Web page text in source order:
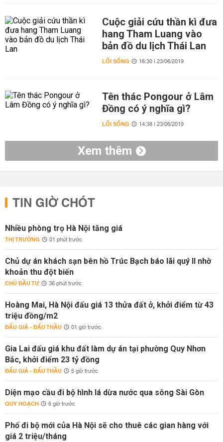
Cuộc giải cứu thần kì đưa
hang Tham Luang vào
bản đồ du lịch Thái Lan
LỐI SỐNG 16:30 | 23/06/2019
Tên thác Pongour ở Lâm
Đồng có ý nghĩa gì?
LỐI SỐNG 14:38 | 23/06/2019
Xem thêm
TIN GIỜ CHÓT
Nhiều phòng trọ Hà Nội tăng giá
THỊ TRƯỜNG 01 phút trước
Chủ dự án khách sạn bên hồ Trúc Bạch báo lãi quý II nhờ
khoản thu đột biến
CHỦ ĐẦU TƯ 36 phút trước
Hoàng Mai, Hà Nội đấu giá 13 thửa đất ở, khởi điểm từ 43
triệu đồng/m2
ĐẤU GIÁ - ĐẤU THẦU 01 giờ trước
Gia Lai đấu giá khu đất làm dự án tại phường Quy Nhơn
Bắc, khởi điểm 23 tỷ đồng
ĐẤU GIÁ - ĐẤU THẦU 5 giờ trước
Diện mạo cầu đi bộ hình lá dừa nước qua sông Sài Gòn
QUY HOẠCH 6 giờ trước
Phố đi bộ mới của Hà Nội sẽ cho thuê các gian hàng với
giá 2 triệu/tháng